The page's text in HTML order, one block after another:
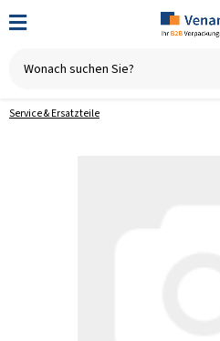
Service & Ersatzteile